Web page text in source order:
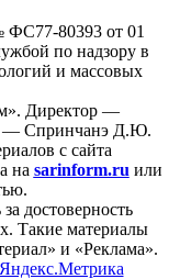
ФС77-80393 от 01
по надзору в
и массовых
Директор —
— Спринчанэ Д.Ю.
с сайта
на sarinform.ru или
достоверность
Такие материалы
и «Реклама».